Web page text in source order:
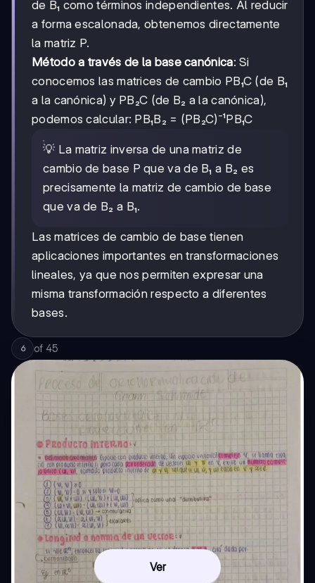
de B₁ como términos independientes. Al reducir
a forma escalonada, obtenemos directamente
la matriz P.
Método a través de la base canónica: Si
conocemos las matrices de cambio PB₁C (de B₁
a la canónica) y PB₂C (de B₂ a la canónica),
podemos calcular: PB₁B₂ = (PB₂C)⁻¹PB₁C
💡 La matriz inversa de una matriz de
cambio de base P que va de B₁ a B₂ es
precisamente la matriz de cambio de base
que va de B₂ a B₁.
Las matrices de cambio de base tienen
aplicaciones importantes en transformaciones
lineales, ya que nos permiten expresar una
misma transformación respecto a diferentes
bases.
6 of 45
Ver